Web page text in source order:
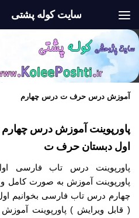
سایت کوله پشتی
آموزش درس حرف ت درس چهارم
پاورپوینت آموزش درس
اول دبستان حرف ت
پاورپوینت درس تاب فارسی
پاورپوینت آموزش به صورت کامل
چهارم درس تاب فارسی بخوانیم
( قابل ویرایش ) پاورپوینت